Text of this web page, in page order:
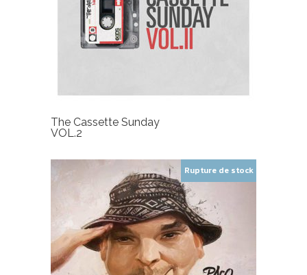
The Cassette Sunday
VOL.2
Rupture de stock